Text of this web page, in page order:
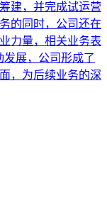
建，并完成试运营
的同时，公司还在
力量，相关业务表
发展，公司形成了
，为后续业务的深